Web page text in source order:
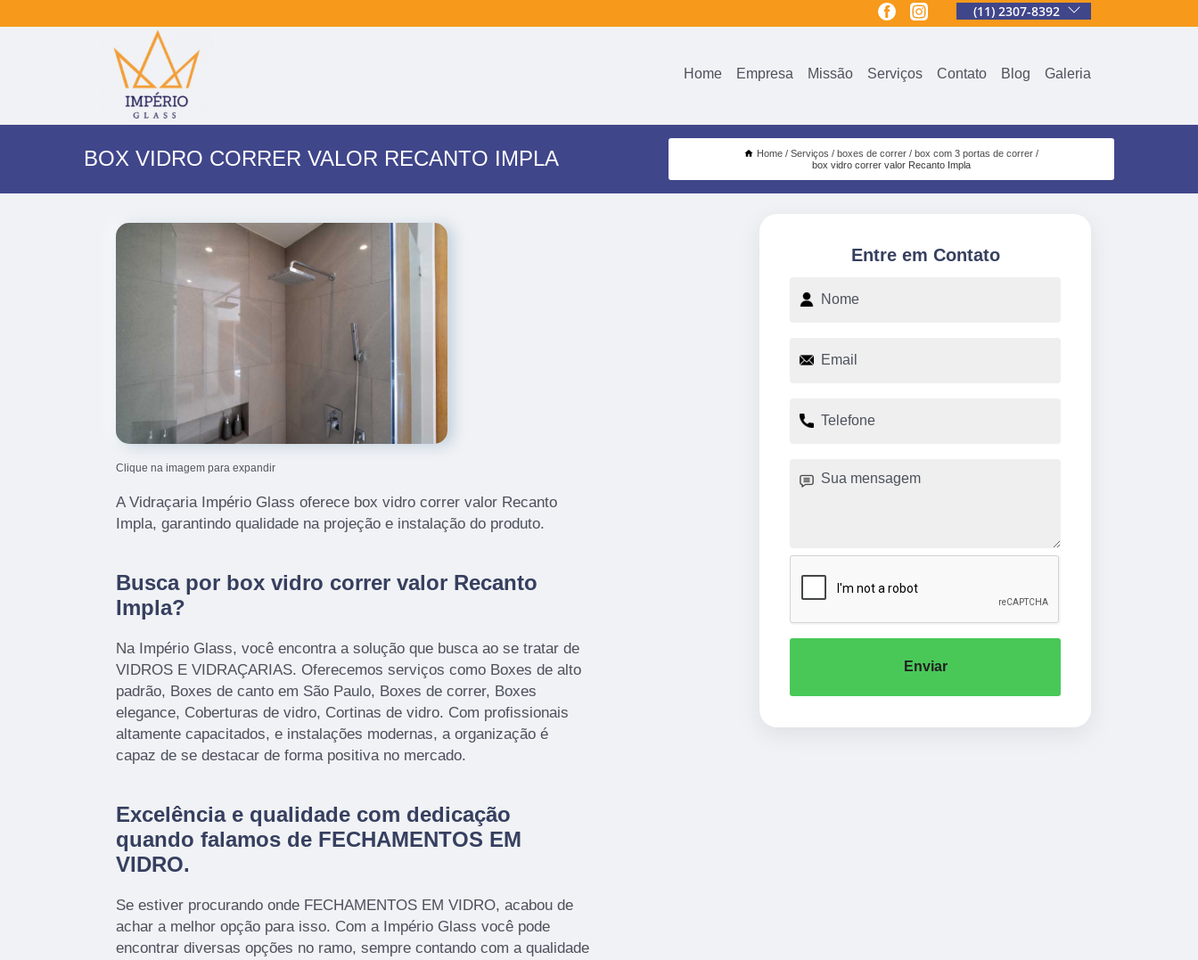
(11) 2307-8392
Home Empresa Missão Serviços Contato Blog Galeria
BOX VIDRO CORRER VALOR RECANTO IMPLA Home Serviços boxes de correr
box com 3 portas de correr
box vidro correr valor Recanto Impla
Clique na imagem para expandir
A Vidraçaria Império Glass oferece box vidro correr valor Recanto
Impla, garantindo qualidade na projeção e instalação do produto.
Busca por box vidro correr valor Recanto
Impla?
Na Império Glass, você encontra a solução que busca ao se tratar de
VIDROS E VIDRAÇARIAS. Oferecemos serviços como Boxes de alto
padrão, Boxes de canto em São Paulo, Boxes de correr, Boxes
elegance, Coberturas de vidro, Cortinas de vidro. Com profissionais
altamente capacitados, e instalações modernas, a organização é
capaz de se destacar de forma positiva no mercado.
Excelência e qualidade com dedicação
quando falamos de FECHAMENTOS EM
VIDRO.
Se estiver procurando onde FECHAMENTOS EM VIDRO, acabou de
achar a melhor opção para isso. Com a Império Glass você pode
encontrar diversas opções no ramo, sempre contando com a qualidade
Entre em Contato
Enviar